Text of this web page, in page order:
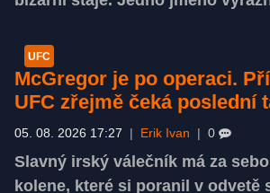
UFC
McGregor je po operaci.
UFC zřejmě čeká poslední
05. 08. 2026 17:27 Erik Ivan 0
Slavný irský válečník má za
kolene, které si poranil v odvetě